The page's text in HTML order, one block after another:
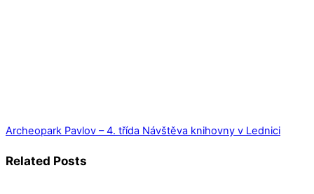
Archeopark Pavlov – 4. třída Návštěva knihovny v Lednici
Related Posts